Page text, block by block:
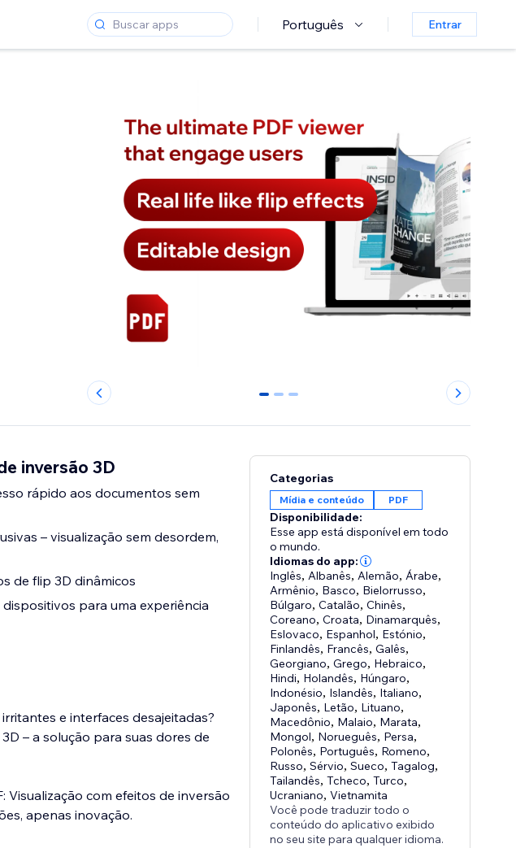
Português Entrar
0 1 2
inversão 3D
rápido aos documentos sem
– visualização sem desordem,
de flip 3D dinâmicos
para uma experiência
e interfaces desajeitadas?
– a solução para suas dores de
Visualização com efeitos de inversão
apenas inovação.
Categorias
Mídia e conteúdo PDF
Disponibilidade:
Esse app está disponível em todo
o mundo.
Idiomas do app:
Inglês, Albanês, Alemão, Árabe,
Armênio, Basco, Bielorrusso,
Búlgaro,Catalão,Chinês,
Coreano,Croata, Dinamarquês,
Eslovaco, Espanhol, Estónio,
Finlandês, Francês,Galês,
Georgiano,Grego, Hebraico,
Hindi, Holandês, Húngaro,
Indonésio, Islandês, Italiano,
Japonês, Letão, Lituano,
Macedônio, Malaio, Marata,
Mongol, Norueguês, Persa,
Polonês, Português, Romeno,
Russo,Sérvio,Sueco,Tagalog,
Tailandês,Tcheco,Turco,
Ucraniano,Vietnamita
Você pode traduzir todo o
conteúdo do aplicativo exibido
no seu site para qualquer idioma.